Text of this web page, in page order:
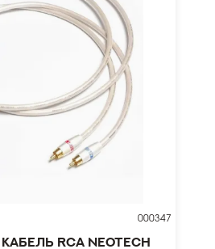
000347
RCA NEOTECH